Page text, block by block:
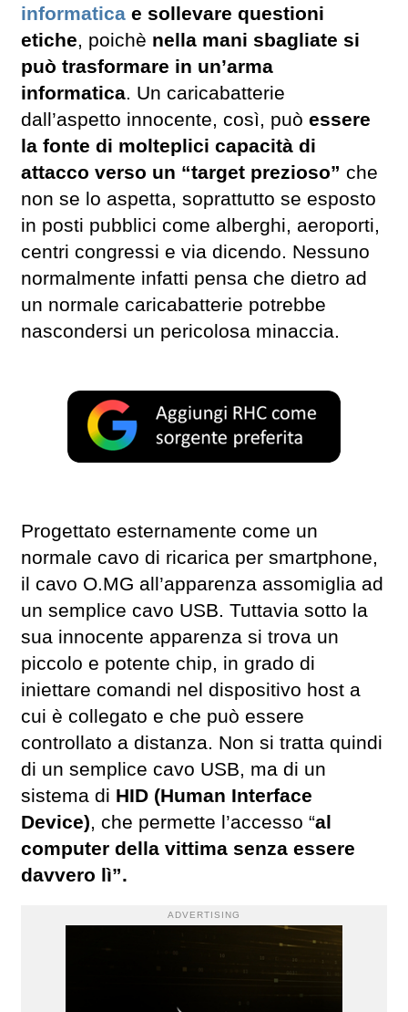
informatica e sollevare questioni
etiche, poichè nella mani sbagliate si
può trasformare in un’arma
informatica. Un caricabatterie
dall’aspetto innocente, così, può essere
la fonte di molteplici capacità di
attacco verso un “target prezioso” che
non se lo aspetta, soprattutto se esposto
in posti pubblici come alberghi, aeroporti,
centri congressi e via dicendo. Nessuno
normalmente infatti pensa che dietro ad
un normale caricabatterie potrebbe
nascondersi un pericolosa minaccia.
Progettato esternamente come un
normale cavo di ricarica per smartphone,
il cavo O.MG all’apparenza assomiglia ad
un semplice cavo USB. Tuttavia sotto la
sua innocente apparenza si trova un
piccolo e potente chip, in grado di
iniettare comandi nel dispositivo host a
cui è collegato e che può essere
controllato a distanza. Non si tratta quindi
di un semplice cavo USB, ma di un
sistema di HID (Human Interface
Device), che permette l’accesso “al
computer della vittima senza essere
davvero lì”.
ADVERTISING